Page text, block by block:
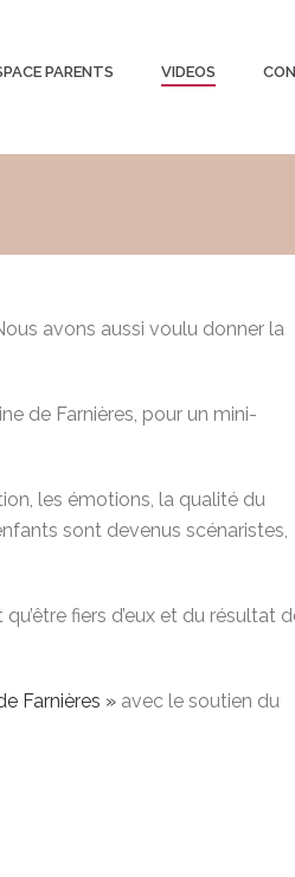
PARENTS VIDEOS
avons aussi voulu donner la
de Farnières, pour un mini-
les émotions, la qualité du
sont devenus scénaristes,
fiers d’eux et du résultat
Farnières »avec le soutien du